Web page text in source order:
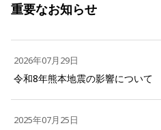
重要なお知らせ
2026年07月29日
令和8年熊本地震の影響について
2025年07月25日